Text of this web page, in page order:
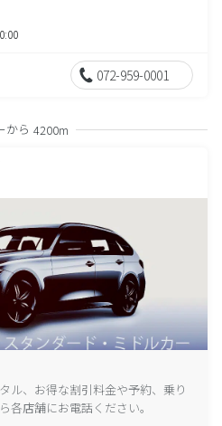
072-959-0001
から 4200m
ル、お得な割引料金や予約、乗り
各店舗にお電話ください。